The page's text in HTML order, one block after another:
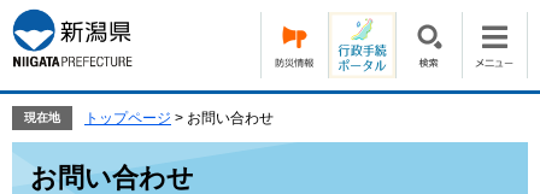
ー
ジ
の
頭
す。
ニ
ュ
ー
飛
現在地 トップページ > お問い合わせ
お問い合わせ